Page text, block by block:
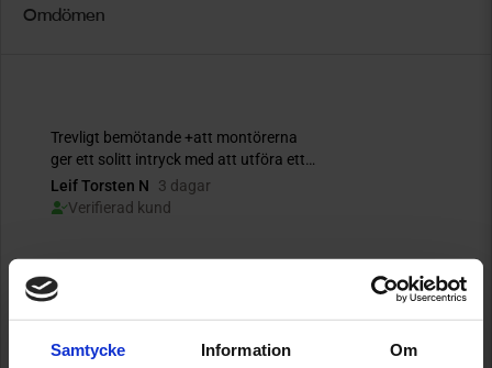
Samtycke Information Om
Omdömen